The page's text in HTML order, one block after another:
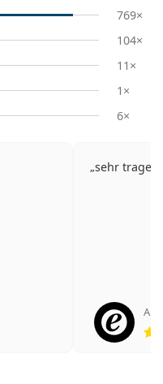
769×
104×
11×
1×
6×
sehr